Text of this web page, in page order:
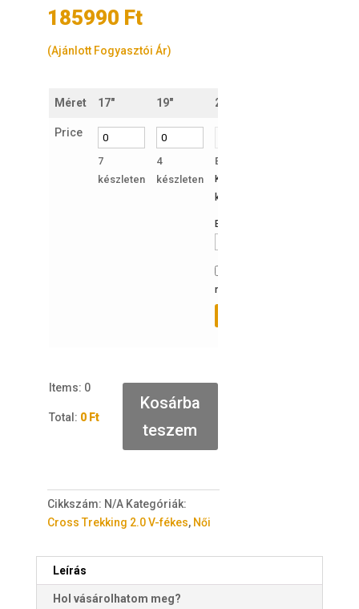
185990 Ft
(Ajánlott Fogyasztói Ár)
Méret 17" 19" 21"
Price
7
készleten
4
készleten
Kérek értesítést, ha ismét
készleten lesz a termék:
Email Address
mailes értesítéshez.
Items: 0
Total : 0 Ft
e
m
s
Y
o
u
Kosárba
teszem
Cikkszám: N/A Kategóriák:
Cross Trekking 2.0 V-fékes, Női
Leírás
Hol vásárolhatom meg?